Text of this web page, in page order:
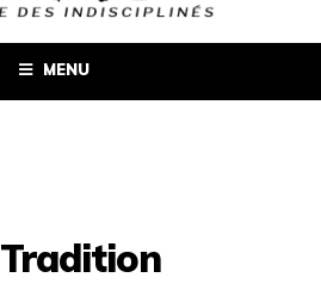
MENU
Tradition